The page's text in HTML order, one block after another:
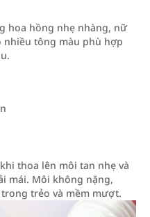
hoa hồng nhẹ nhàng, nữ
nhiều tông màu phù hợp
thoa lên môi tan nhẹ và
mái. Môi không nặng,
trẻo và mềm mượt.